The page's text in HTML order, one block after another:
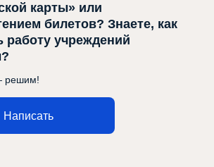
карты» или
билетов? Знаете, как
работу учреждений
решим!
Написать